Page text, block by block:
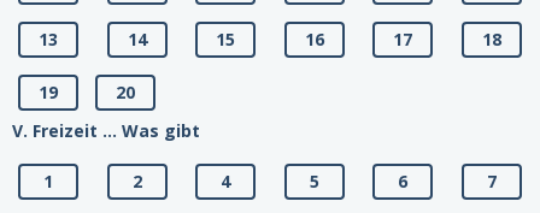
13 14 15 16 17 18
19
20
V. Freizeit ... Was gibt
1 2 4 5 6 7